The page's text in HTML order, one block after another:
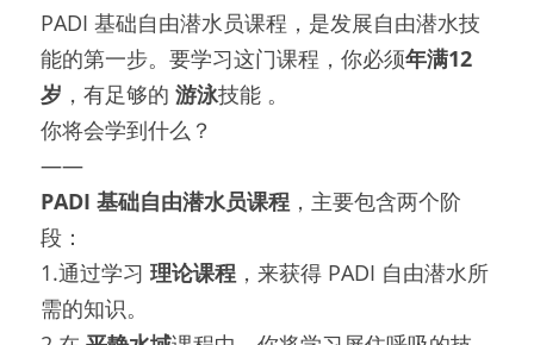
PADI 基础自由潜水员课程，是发展自由潜水技
能的第一步。要学习这门课程，你必须年满12
岁 ，有足够的 游泳技能 。
你将会学到什么？
——
PADI 基础自由潜水员课程 ，主要包含两个阶
段：
1.通过学习 理论课程 ，来获得 PADI 自由潜水所
需的知识。